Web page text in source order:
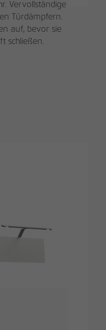
Vervollständige
Türdämpfern.
auf, bevor sie
schließen.